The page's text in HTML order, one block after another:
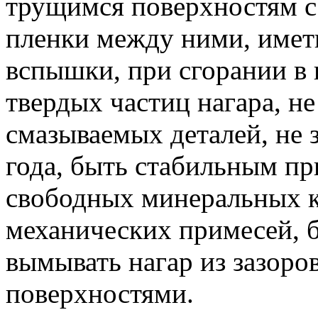
трущимся поверхностям
пленки между ними,
вспышки, при сгорании в
твердых частиц нагара,
смазываемых деталей, не
года, быть стабильным
свободных минеральных
механических
вымывать нагар из
поверхностями.